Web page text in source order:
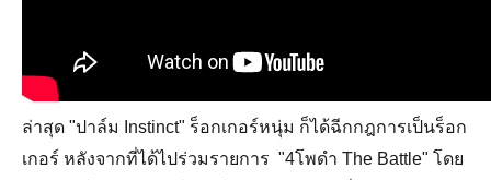
ล่าสุด "ปาล์ม Instinct" ร็อกเกอร์หนุ่ม ก็ได้ฉีกกฎการเป็นร็อก
เกอร์ หลังจากที่ได้ไปร่วมรายการ "4โพดำ The Battle" โดย